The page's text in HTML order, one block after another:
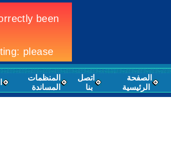
المنظمات
المساندة
اتصل
بنا
الصفحة
الرئيسية